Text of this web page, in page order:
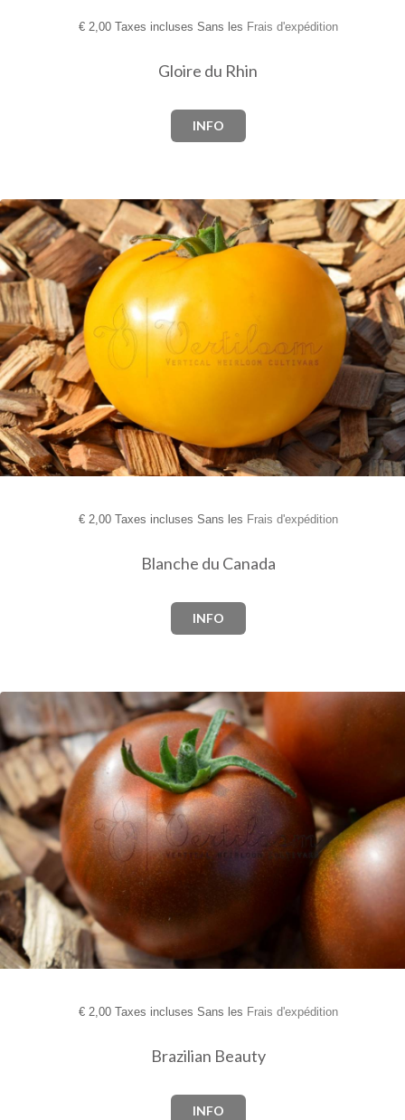
€2,00 Taxes incluses Sans les Frais d'expédition
Gloire du Rhin
INFO
€2,00 Taxes incluses Sans les Frais d'expédition
Blanche du Canada
INFO
€2,00 Taxes incluses Sans les Frais d'expédition
Brazilian Beauty
INFO